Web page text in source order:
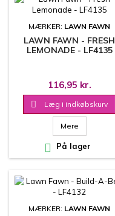
MÆRKER: LAWN FAWN
LAWN FAWN - FRESH
LEMONADE - LF4135
116,95 kr.
 Læg i indkøbskurv
Mere
 På lager
MÆRKER: LAWN FAWN